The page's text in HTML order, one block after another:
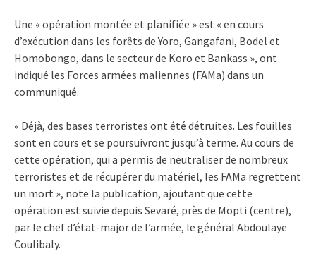
Une « opération montée et planifiée » est « en cours
d’exécution dans les forêts de Yoro, Gangafani, Bodel et
Homobongo, dans le secteur de Koro et Bankass », ont
indiqué les Forces armées maliennes (FAMa) dans un
communiqué.
« Déjà, des bases terroristes ont été détruites. Les fouilles
sont en cours et se poursuivront jusqu’à terme. Au cours de
cette opération, qui a permis de neutraliser de nombreux
terroristes et de récupérer du matériel, les FAMa regrettent
un mort », note la publication, ajoutant que cette
opération est suivie depuis Sevaré, près de Mopti (centre),
par le chef d’état-major de l’armée, le général Abdoulaye
Coulibaly.